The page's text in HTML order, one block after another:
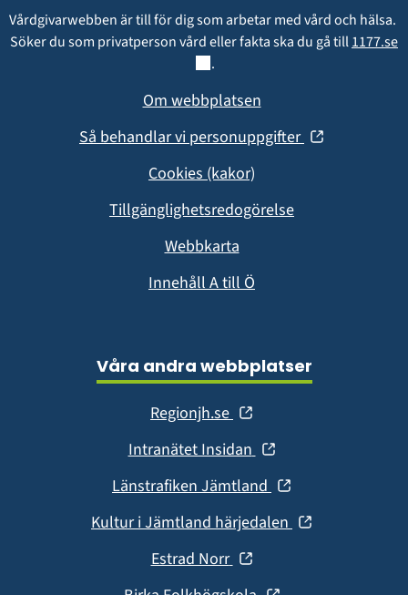
Vårdgivarwebben är till för dig som arbetar med vård och hälsa.
Söker du som privatperson vård eller fakta ska du gå till 1177.se
.
Om webbplatsen
Så behandlar vi personuppgifter (öppnas
Cookies (kakor)
Tillgänglighetsredogörelse
Webbkarta
Innehåll A till Ö
Våra andra webbplatser
Regionjh.se (öppnas
nytt
fönster)
Intranätet Insidan (öppnas
nytt
fönster)
Länstrafiken Jämtland (öppnas
nytt
Kultur i Jämtland härjedalen (öppnas
Estrad Norr (öppnas